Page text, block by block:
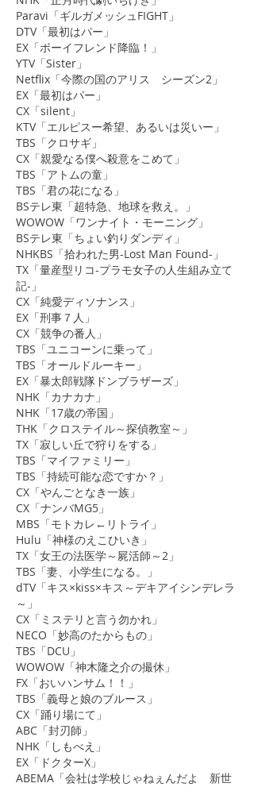
Paravi「ギルガメッシュFIGHT」
DTV「最初はパー」
​EX「ボーイフレンド降臨！」
YTV「Sister」
Netflix「今際の国のアリス シーズン2」
EX「最初はパー」
​CX「silent」
KTV「エルピスー希望、あるいは災いー」
TBS「クロサギ」
CX「親愛なる僕へ殺意をこめて」
TBS「アトムの童」
TBS「君の花になる」
BSテレ東「超特急、地球を救え。」
WOWOW「ワンナイト・モーニング」
BSテレ東「ちょい釣りダンディ」
NHKBS「拾われた男-Lost Man Found-」
TX「量産型リコ-プラモ女子の人生組み立て
記-」
CX「純愛ディソナンス」
EX「刑事７人」
CX「競争の番人」
TBS「ユニコーンに乗って」
​TBS「オールドルーキー」
​EX「暴太郎戦隊ドンブラザーズ」
NHK「カナカナ」
NHK「17歳の帝国」
THK「クロステイル～探偵教室～」
TX「寂しい丘で狩りをする」
TBS「マイファミリー」
TBS「持続可能な恋ですか？」
CX「やんごとなき一族」
CX「ナンバMG5」
MBS「モトカレ←リトライ」
Hulu「神様のえこひいき」
​TX「女王の法医学～屍活師～2」
TBS「妻、小学生になる。」
dTV「キス×kiss×キス～デキアイシンデレラ
～」
CX「ミステリと言う勿かれ」
NECO「妙高のたからもの」
TBS「DCU」
WOWOW「神木隆之介の撮休」
​FX「おいハンサム！！」
TBS「義母と娘のブルース」
CX「踊り場にて」
ABC「封刃師」
​NHK「しもべえ」
EX「ドクターX」
ABEMA「会社は学校じゃねぇんだよ 新世